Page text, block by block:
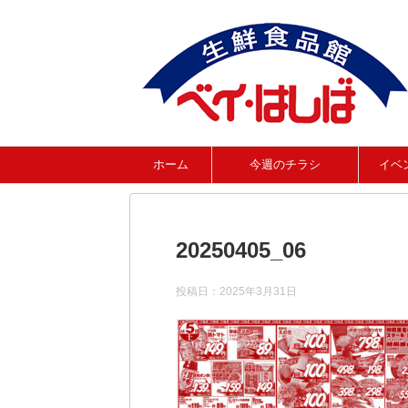
ホーム 今週のチラシ イベ
20250405_06
投稿日： 2025年3月31日